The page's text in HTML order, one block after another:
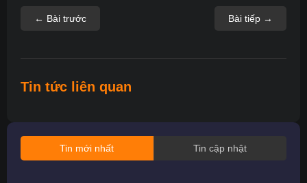
← Bài trước Bài tiếp →
Tin tức liên quan
Tin mới nhất Tin cập nhật